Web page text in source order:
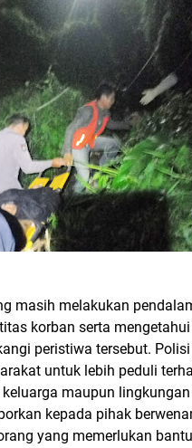
masih melakukan
korban serta
peristiwa tersebut.
untuk lebih peduli
maupun
kepada pihak
yang memerlukan